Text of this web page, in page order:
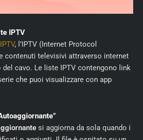
IPTV
, l’IPTV (Internet Protocol
contenuti televisivi attraverso internet
cavo. Le liste IPTV contengono link
che puoi visualizzare con app
si aggiorna da sola quando i